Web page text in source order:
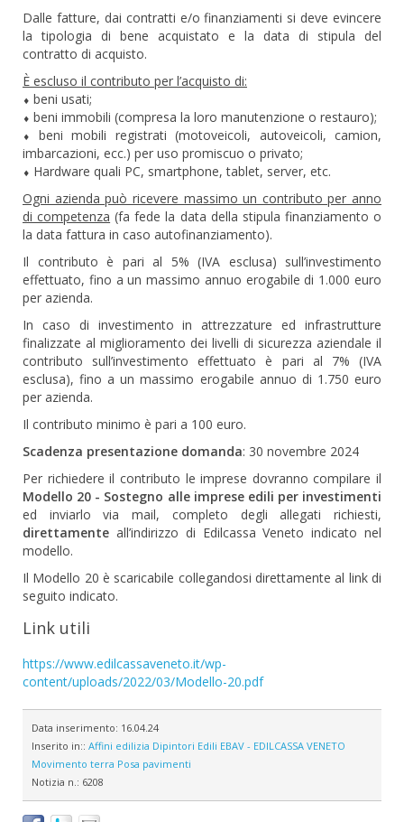
Dalle fatture, dai contratti e/o finanziamenti si deve evincere
la tipologia di bene acquistato e la data di stipula del
contratto di acquisto.
È escluso il contributo per l’acquisto di:
⬧ beni usati;
⬧ beni immobili (compresa la loro manutenzione o restauro);
⬧ beni mobili registrati (motoveicoli, autoveicoli, camion,
imbarcazioni, ecc.) per uso promiscuo o privato;
⬧ Hardware quali PC, smartphone, tablet, server, etc.
Ogni azienda può ricevere massimo un contributo per anno
di competenza (fa fede la data della stipula finanziamento o
la data fattura in caso autofinanziamento).
Il contributo è pari al 5% (IVA esclusa) sull’investimento
effettuato, fino a un massimo annuo erogabile di 1.000 euro
per azienda.
In caso di investimento in attrezzature ed infrastrutture
finalizzate al miglioramento dei livelli di sicurezza aziendale il
contributo sull’investimento effettuato è pari al 7% (IVA
esclusa), fino a un massimo erogabile annuo di 1.750 euro
per azienda.
Il contributo minimo è pari a 100 euro.
Scadenza presentazione domanda: 30 novembre 2024
Per richiedere il contributo le imprese dovranno compilare il
Modello 20 - Sostegno alle imprese edili per investimenti
ed inviarlo via mail, completo degli allegati richiesti,
direttamente all’indirizzo di Edilcassa Veneto indicato nel
modello.
Il Modello 20 è scaricabile collegandosi direttamente al link di
seguito indicato.
Link utili
https://www.edilcassaveneto.it/wp-
content/uploads/2022/03/Modello-20.pdf
Data inserimento: 16.04.24
Inserito in:: Affini edilizia Dipintori Edili EBAV - EDILCASSA VENETO
Movimento terra Posa pavimenti
Notizia n.: 6208